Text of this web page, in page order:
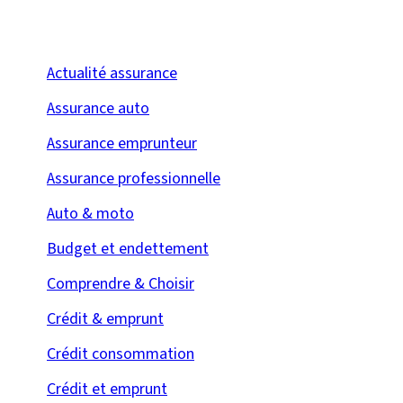
Actualité assurance
Assurance auto
Assurance emprunteur
Assurance professionnelle
Auto & moto
Budget et endettement
Comprendre & Choisir
Crédit & emprunt
Crédit consommation
Crédit et emprunt